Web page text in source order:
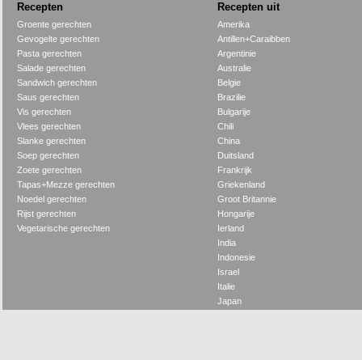
Recepten Recepten uit
Groente gerechten
Gevogelte gerechten
Pasta gerechten
Salade gerechten
Sandwich gerechten
Saus gerechten
Vis gerechten
Vlees gerechten
Slanke gerechten
Soep gerechten
Zoete gerechten
Tapas+Mezze gerechten
Noedel gerechten
Rijst gerechten
Vegetarische gerechten
Amerika
Antillen+Caraibben
Argentinie
Australie
Belgie
Brazilie
Bulgarije
Chili
China
Duitsland
Frankrijk
Griekenland
Groot Britannie
Hongarije
Ierland
India
Indonesie
Israel
Italie
Japan